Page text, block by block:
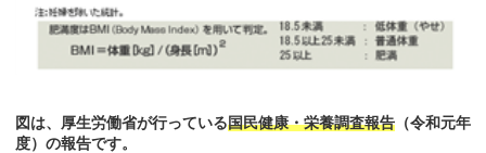
図は、厚生労働省が行っている国民健康・栄養調査報告 （令和元年
度）の報告です。